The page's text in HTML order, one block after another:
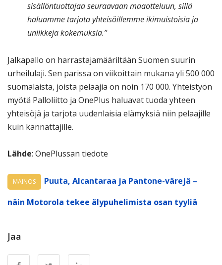
sisällöntuottajaa seuraavaan maaotteluun, sillä
haluamme tarjota yhteisöillemme ikimuistoisia ja
uniikkeja kokemuksia.”
Jalkapallo on harrastajamääriltään Suomen suurin
urheilulaji. Sen parissa on viikoittain mukana yli 500 000
suomalaista, joista pelaajia on noin 170 000. Yhteistyön
myötä Palloliitto ja OnePlus haluavat tuoda yhteen
yhteisöjä ja tarjota uudenlaisia elämyksiä niin pelaajille
kuin kannattajille.
Lähde: OnePlussan tiedote
MAINOS
Puuta, Alcantaraa ja Pantone-värejä –
näin Motorola tekee älypuhelimista osan tyyliä
Jaa